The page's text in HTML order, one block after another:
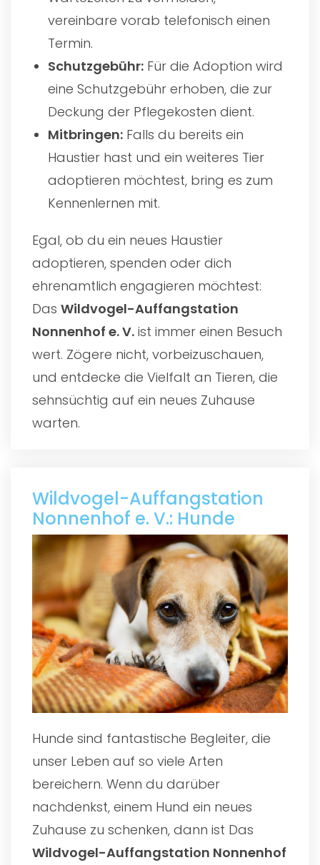
vereinbare vorab telefonisch einen
Termin.
Schutzgebühr: Für die Adoption wird
eine Schutzgebühr erhoben, die zur
Deckung der Pflegekosten dient.
Mitbringen: Falls du bereits ein
Haustier hast und ein weiteres Tier
adoptieren möchtest, bring es zum
Kennenlernen mit.
Egal, ob du ein neues Haustier
adoptieren, spenden oder dich
ehrenamtlich engagieren möchtest:
Das Wildvogel-Auffangstation
Nonnenhof e. V. ist immer einen Besuch
wert. Zögere nicht, vorbeizuschauen,
und entdecke die Vielfalt an Tieren, die
sehnsüchtig auf ein neues Zuhause
warten.
Wildvogel-Auffangstation
Nonnenhof e. V.: Hunde
Hunde sind fantastische Begleiter, die
unser Leben auf so viele Arten
bereichern. Wenn du darüber
nachdenkst, einem Hund ein neues
Zuhause zu schenken, dann ist Das
Wildvogel-Auffangstation Nonnenhof